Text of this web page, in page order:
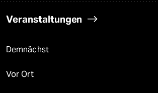
Veranstaltungen
Demnächst
Vor Ort